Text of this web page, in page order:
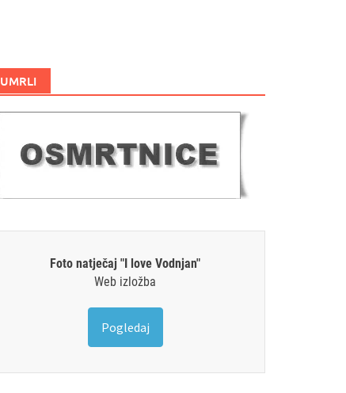
UMRLI
Foto natječaj "I love Vodnjan"
Web izložba
Pogledaj